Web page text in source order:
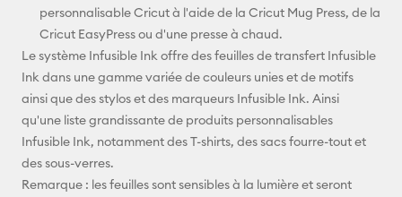
personnalisable Cricut à l'aide de la Cricut Mug Press, de la
Cricut EasyPress ou d'une presse à chaud.
Le système Infusible Ink offre des feuilles de transfert Infusible
Ink dans une gamme variée de couleurs unies et de motifs
ainsi que des stylos et des marqueurs Infusible Ink. Ainsi
qu'une liste grandissante de produits personnalisables
Infusible Ink, notamment des T-shirts, des sacs fourre-tout et
des sous-verres.
Remarque : les feuilles sont sensibles à la lumière et seront